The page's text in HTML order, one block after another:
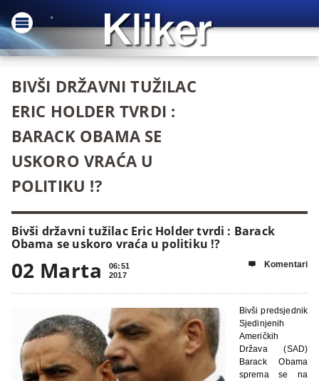
BIVŠI DRŽAVNI TUŽILAC
ERIC HOLDER TVRDI :
BARACK OBAMA SE
USKORO VRAĆA U
POLITIKU !?
Bivši državni tužilac Eric Holder tvrdi : Barack
Obama se uskoro vraća u politiku !?
02 Marta
06:51
2017
 Komentari
Bivši predsjednik
Sjedinjenih
Američkih
Država (SAD)
Barack Obama
sprema se na